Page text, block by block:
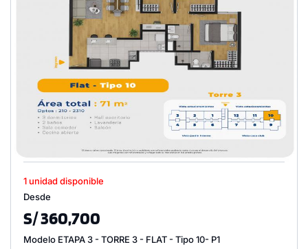
1 unidad disponible
Desde
S/ 360,700
Modelo ETAPA 3 - TORRE 3 - FLAT - Tipo 10- P1